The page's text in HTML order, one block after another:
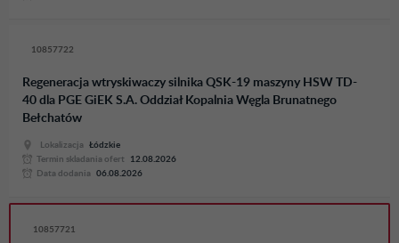
10857722
Regeneracja wtryskiwaczy silnika QSK-19 maszyny HSW TD-
40 dla PGE GiEK S.A. Oddział Kopalnia Węgla Brunatnego
Bełchatów
Lokalizacja
Łódzkie
Termin skladania ofert
12.08.2026
Data dodania
06.08.2026
10857721